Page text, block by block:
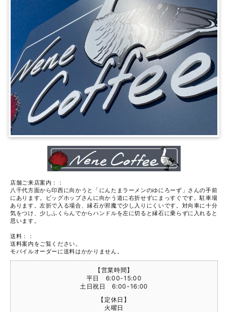
店舗ご来店案内：：
八千代方面から印西に向かうと「にんたまラーメンのゆにろーず」さんの手前
にあります。ビッグホップさんに向かう道に右折せずにまっすぐです。駐車場
あります。左折で入る場合、縁石が邪魔で少し入りにくいです。対向車に十分
気をつけ、少しふくらんでからハンドルを左に切ると縁石に乗らずに入れると
思います。
送料：：
送料案内をご覧ください。
モバイルオーダーに送料はかかりません。
【営業時間】
平日 6:00-15:00
土日祝日 6:00-16:00
【定休日】
火曜日